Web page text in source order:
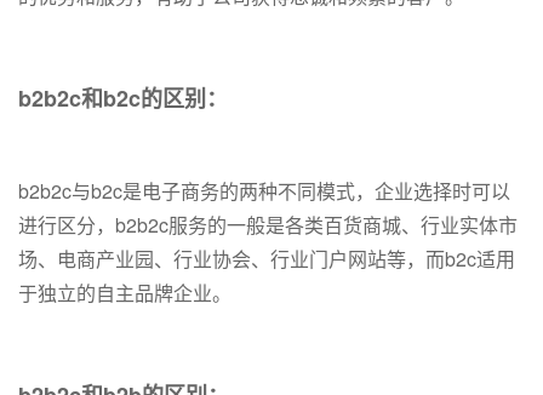
b2b2c和b2c的区别：
b2b2c与b2c是电子商务的两种不同模式，企业选择时可以
进行区分，b2b2c服务的一般是各类百货商城、行业实体市
场、电商产业园、行业协会、行业门户网站等，而b2c适用
于独立的自主品牌企业。